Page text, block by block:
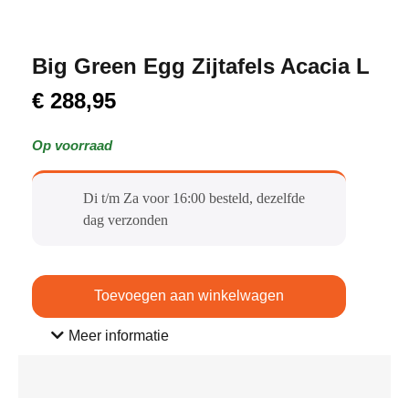
Big Green Egg Zijtafels Acacia L
€ 288,95
Op voorraad
Di t/m Za voor 16:00 besteld, dezelfde
dag verzonden​
Toevoegen aan winkelwagen
Meer informatie